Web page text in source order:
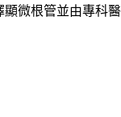
顯微根管並由專科醫